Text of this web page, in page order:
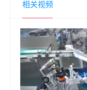
相关视频